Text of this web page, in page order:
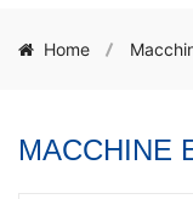
Home
MACCHINE